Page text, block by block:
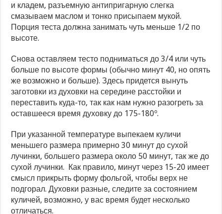
и кладем, разъемную антипригарную слегка
смазываем маслом и тонко присыпаем мукой.
Порция теста должна занимать чуть меньше 1/2 по
высоте.
Снова оставляем тесто подниматься до 3/4 или чуть
больше по высоте формы (обычно минут 40, но опять
же возможно и больше). Здесь придется вынуть
заготовки из духовки на середине расстойки и
переставить куда-то, так как нам нужно разогреть за
оставшееся время духовку до 175-180º.
При указанной температуре выпекаем куличи
меньшего размера примерно 30 минут до сухой
лучинки, большего размера около 50 минут, так же до
сухой лучинки. Как правило, минут через 15-20 имеет
смысл прикрыть форму фольгой, чтобы верх не
подгорал. Духовки разные, следите за состоянием
куличей, возможно, у вас время будет несколько
отличаться.